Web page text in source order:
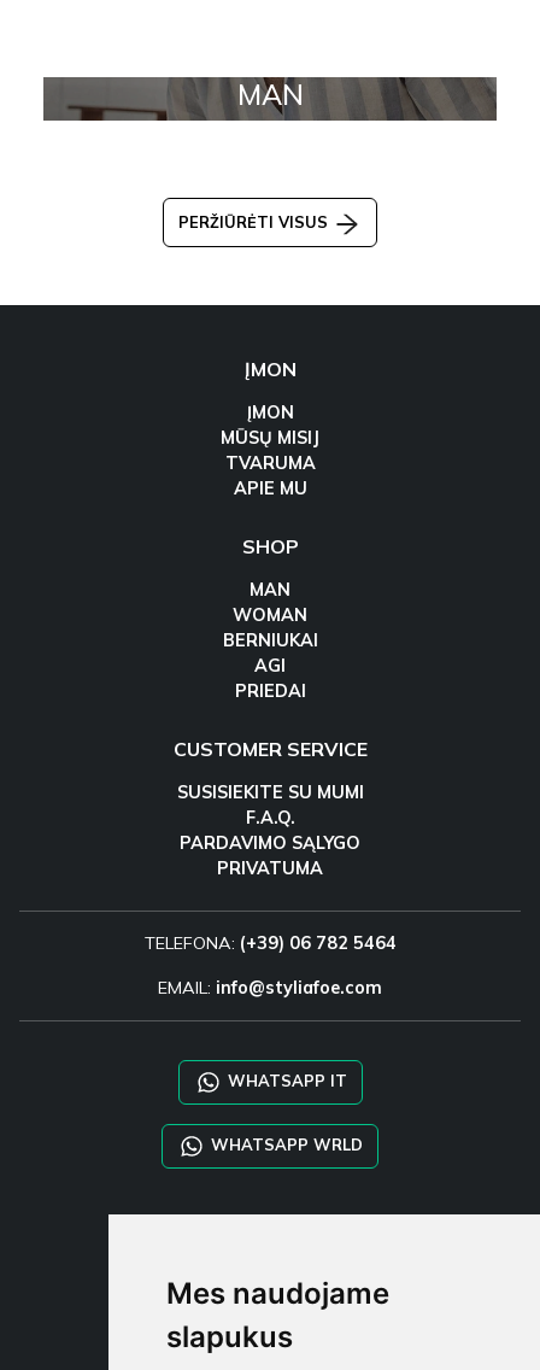
Mes naudojame
slapukus
MAN
PERŽIŪRĖTI VISUS
ĮMON
ĮMON
MŪSŲ MISIJ
TVARUMA
APIE MU
SHOP
MAN
WOMAN
BERNIUKAI
AGI
PRIEDAI
CUSTOMER SERVICE
SUSISIEKITE SU MUMI
F.A.Q.
PARDAVIMO SĄLYGO
PRIVATUMA
TELEFONA: (+39) 06 782 5464
EMAIL: info@styliafoe.com
WHATSAPP IT
WHATSAPP WRLD
STYLIA SERVICES
TAYLOR MADE ORDERS
DROPSHIPPING